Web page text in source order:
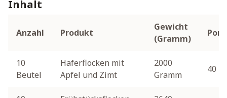
Inhalt
Anzahl Produkt
Gewicht
(Gramm)
10
Beutel
Haferflocken mit
Apfel und Zimt
2000
Gramm
40